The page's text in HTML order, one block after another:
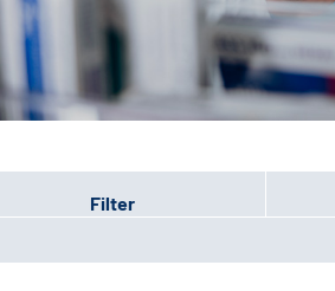
Leichte Sprache
Gebärdensprache
Filter